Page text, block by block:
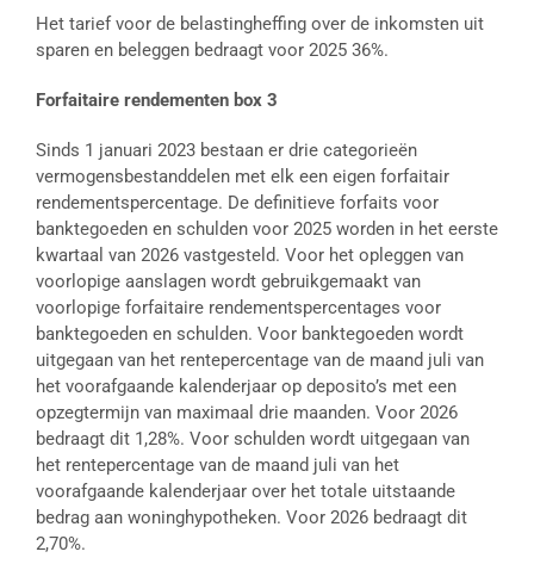
Het tarief voor de belastingheffing over de inkomsten uit
sparen en beleggen bedraagt voor 2025 36%.
Forfaitaire rendementen box 3
Sinds 1 januari 2023 bestaan er drie categorieën
vermogensbestanddelen met elk een eigen forfaitair
rendementspercentage. De definitieve forfaits voor
banktegoeden en schulden voor 2025 worden in het eerste
kwartaal van 2026 vastgesteld. Voor het opleggen van
voorlopige aanslagen wordt gebruikgemaakt van
voorlopige forfaitaire rendementspercentages voor
banktegoeden en schulden. Voor banktegoeden wordt
uitgegaan van het rentepercentage van de maand juli van
het voorafgaande kalenderjaar op deposito’s met een
opzegtermijn van maximaal drie maanden. Voor 2026
bedraagt dit 1,28%. Voor schulden wordt uitgegaan van
het rentepercentage van de maand juli van het
voorafgaande kalenderjaar over het totale uitstaande
bedrag aan woninghypotheken. Voor 2026 bedraagt dit
2,70%.